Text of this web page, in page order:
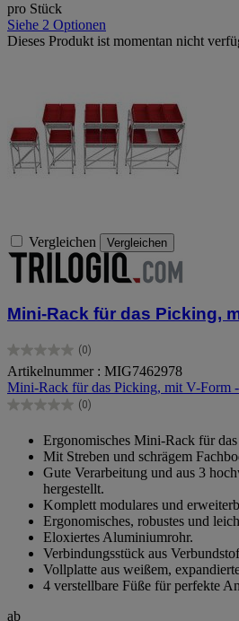
pro Stück
Siehe 2 Optionen
Dieses Produkt ist momentan nicht
Vergleichen Vergleichen
Mini-Rack für das Picking,
(0)
0.0
von
5
Sternen.
Artikelnummer : MIG7462978
Mini-Rack für das Picking, mit V-Form
(0)
0.0
Sternen.
Ergonomisches Mini-Rack für
Mit Streben und schrägem
Gute Verarbeitung und aus 3
hergestellt.
Komplett modulares und
Ergonomisches, robustes und
Eloxiertes Aluminiumrohr.
Verbindungsstück aus
Vollplatte aus weißem,
4 verstellbare Füße für perfekte
ab